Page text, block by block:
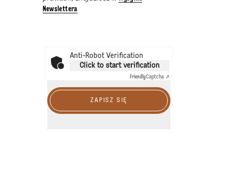
Newslettera
Anti-Robot Verification
Click to start verification
FriendlyCaptcha ⇗
ZAPISZ SIĘ